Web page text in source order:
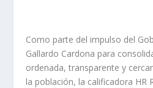
Como parte del impulso del
Gallardo Cardona para
ordenada, transparente y
la población, la calificadora HR